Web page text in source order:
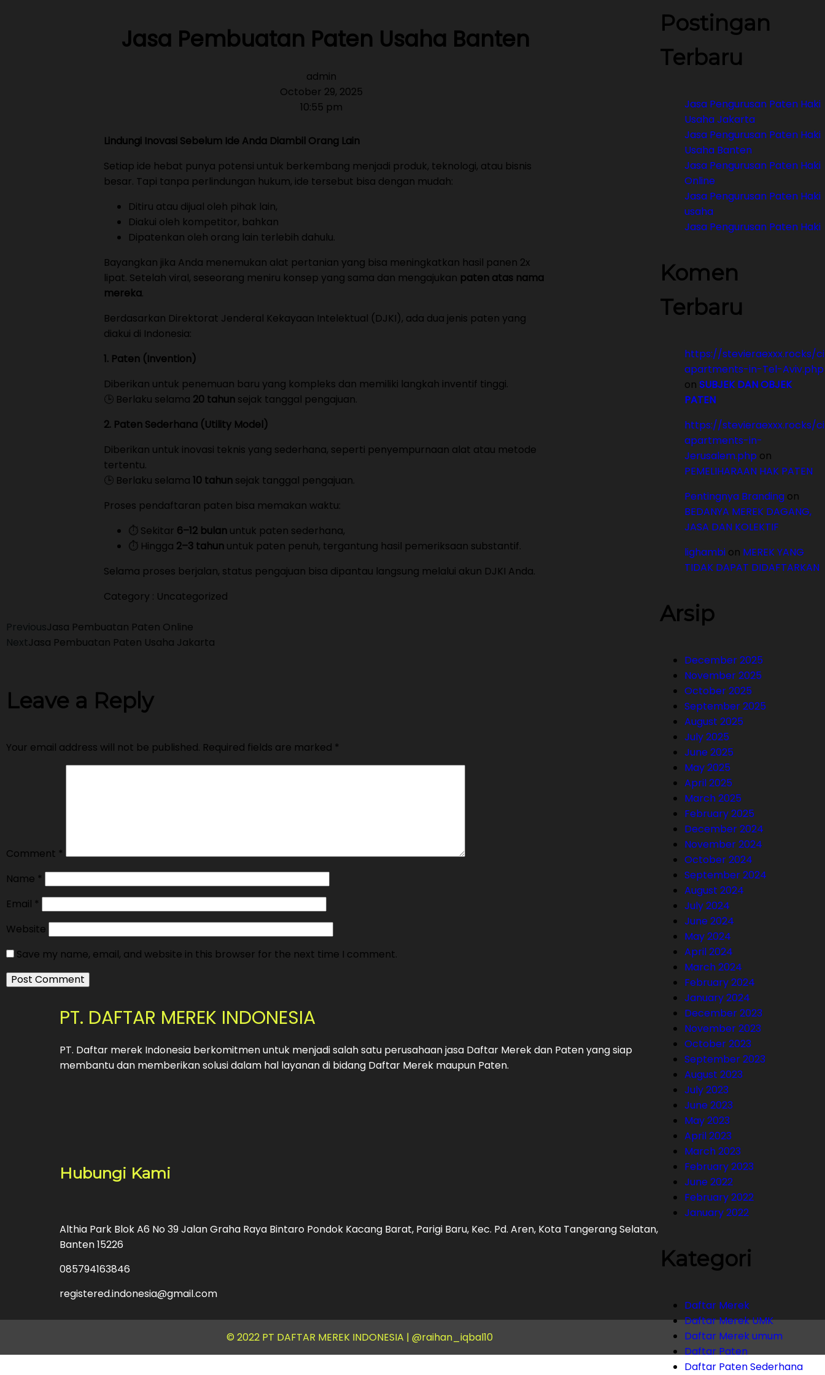
Jasa Pembuatan Paten Usaha Banten
admin
October 29, 2025
10:55 pm
Lindungi Inovasi Sebelum Ide Anda Diambil Orang Lain
Setiap ide hebat punya potensi untuk berkembang menjadi produk, teknologi, atau bisnis
besar. Tapi tanpa perlindungan hukum, ide tersebut bisa dengan mudah:
Ditiru atau dijual oleh pihak lain,
Diakui oleh kompetitor, bahkan
Dipatenkan oleh orang lain terlebih dahulu.
Bayangkan jika Anda menemukan alat pertanian yang bisa meningkatkan hasil panen 2x
lipat. Setelah viral, seseorang meniru konsep yang sama dan mengajukan paten atas nama
mereka.
Berdasarkan Direktorat Jenderal Kekayaan Intelektual (DJKI), ada dua jenis paten yang
diakui di Indonesia:
1. Paten (Invention)
Diberikan untuk penemuan baru yang kompleks dan memiliki langkah inventif tinggi.
🕒 Berlaku selama 20 tahun sejak tanggal pengajuan.
2. Paten Sederhana (Utility Model)
Diberikan untuk inovasi teknis yang sederhana, seperti penyempurnaan alat atau metode
tertentu.
🕒 Berlaku selama10 tahun sejak tanggal pengajuan.
Proses pendaftaran paten bisa memakan waktu:
⏱️ Sekitar 6–12 bulan untuk paten sederhana,
⏱️ Hingga 2–3 tahun untuk paten penuh, tergantung hasil pemeriksaan substantif.
Selama proses berjalan, status pengajuan bisa dipantau langsung melalui akun DJKI Anda.
Category : Uncategorized
PreviousJasa Pembuatan Paten Online
NextJasa Pembuatan Paten Usaha Jakarta
Leave a Reply
Your email address will not be published. Required fields are marked *
Comment *
Name *
Email *
Website
Save my name, email, and website in this browser for the next time I comment.
Postingan
Terbaru
Jasa Pengurusan Paten Haki
Usaha Jakarta
Jasa Pengurusan Paten Haki
Usaha Banten
Jasa Pengurusan Paten Haki
Online
Jasa Pengurusan Paten Haki
usaha
Jasa Pengurusan Paten Haki
Komen
Terbaru
https://stevieraexxx.rocks/
apartments-in-Tel-Aviv.php
onSUBJEK DAN OBJEK
PATEN
https://stevieraexxx.rocks/
apartments-in-
Jerusalem.php on
PEMELIHARAAN HAK PATEN
Pentingnya Branding on
BEDANYA MEREK DAGANG,
JASA DAN KOLEKTIF
lighambi on MEREK YANG
TIDAK DAPAT DIDAFTARKAN
Arsip
December 2025
November 2025
October 2025
September 2025
August 2025
July 2025
June 2025
May 2025
April 2025
March 2025
February 2025
December 2024
November 2024
October 2024
September 2024
August 2024
July 2024
June 2024
May 2024
April 2024
March 2024
February 2024
January 2024
December 2023
November 2023
October 2023
September 2023
August 2023
July 2023
June 2023
May 2023
April 2023
March 2023
February 2023
June 2022
February 2022
January 2022
Kategori
Daftar Merek
Daftar Merek UMK
Daftar Merek umum
Daftar Paten
Daftar Paten Sederhana
PT. DAFTAR MEREK INDONESIA
PT. Daftar merek Indonesia berkomitmen untuk menjadi salah satu perusahaan jasa Daftar Merek dan Paten yang siap
membantu dan memberikan solusi dalam hal layanan di bidang Daftar Merek maupun Paten.
Hubungi Kami
Althia Park Blok A6 No 39 Jalan Graha Raya Bintaro Pondok Kacang Barat, Parigi Baru, Kec. Pd. Aren, Kota Tangerang Selatan,
Banten 15226
085794163846
registered.indonesia@gmail.com
© 2022 PT DAFTAR MEREK INDONESIA |@raihan_iqbal10